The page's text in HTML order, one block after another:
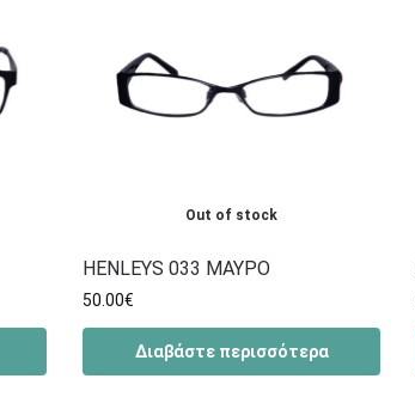
Out of stock
HENLEYS 033 ΜΑΥΡΟ
50.00€
Διαβάστε περισσότερα